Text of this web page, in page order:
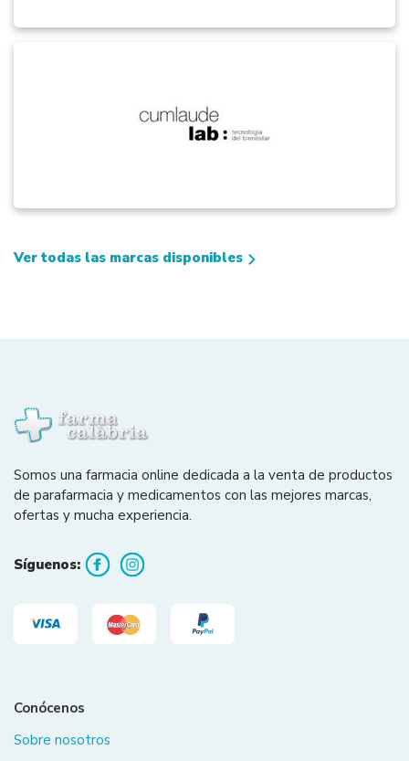
Ver todas las marcas disponibles
Somos una farmacia online dedicada a la venta de productos
de parafarmacia y medicamentos con las mejores marcas,
ofertas y mucha experiencia.
Síguenos:
Conócenos
Sobre nosotros